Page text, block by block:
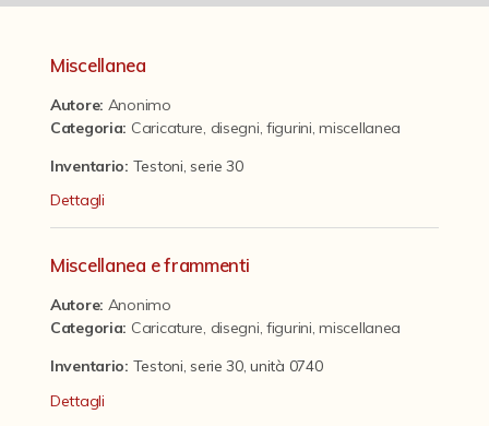
virtual tour
Il progetto Digital Humanities
Contattaci
Miscellanea
Autore: Anonimo
Categoria: Caricature, disegni, figurini, miscellanea
Inventario: Testoni, serie 30
Dettagli
Miscellanea e frammenti
Autore: Anonimo
Categoria: Caricature, disegni, figurini, miscellanea
Inventario: Testoni, serie 30, unità 0740
Dettagli